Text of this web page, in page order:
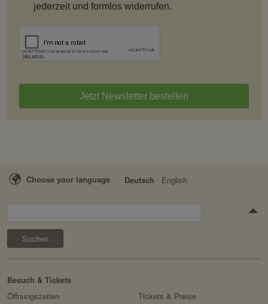
jederzeit und formlos widerrufen.
Jetzt Newsletter bestellen
Choose your language Deutsch English
Besuch & Tickets
Öffnungszeiten
Tickets & Preise